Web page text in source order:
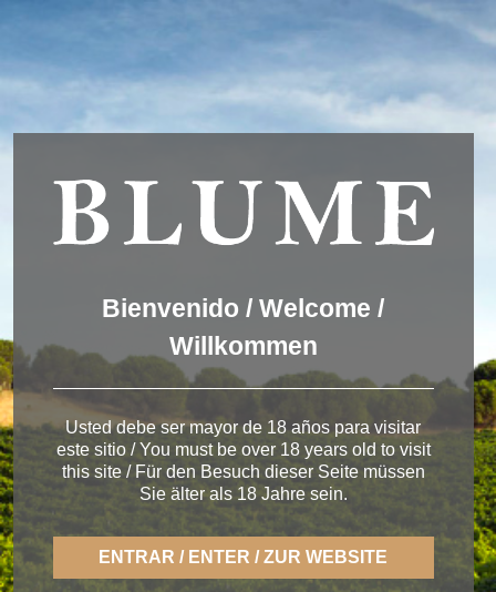
Winery Toro
< Pagos del Rey
Con BLUME disfrutas la fresca naturaleza de un
invitamos a aceptar. Puede informarse sobre las que estamos
utilizando o desactivarlas en
AJUSTES.
Aceptar Ajustes
Bienvenido / Welcome /
Willkommen
Usted debe ser mayor de 18 años para visitar
este sitio / You must be over 18 years old to visit
this site / Für den Besuch dieser Seite müssen
Sie älter als 18 Jahre sein.
ENTRAR / ENTER / ZUR WEBSITE